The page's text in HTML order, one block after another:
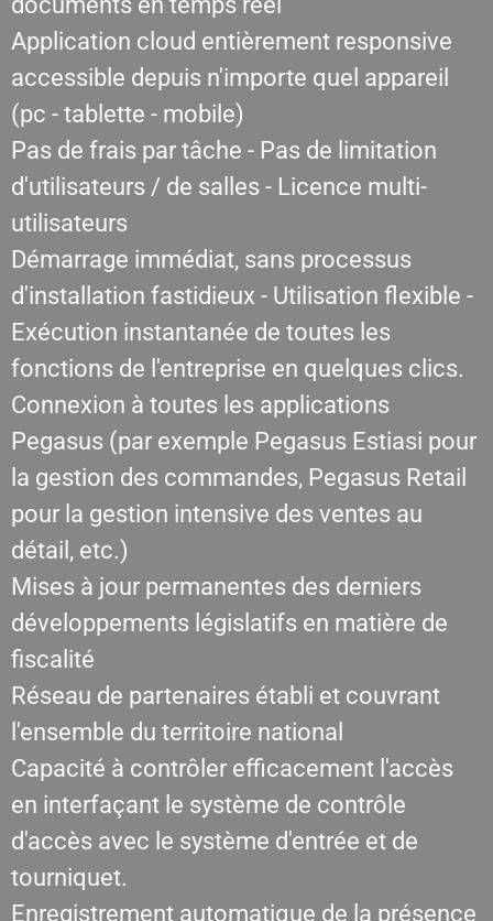
Application cloud entièrement responsive
accessible depuis n'importe quel appareil
(pc - tablette - mobile)
Pas de frais par tâche - Pas de limitation
d'utilisateurs / de salles - Licence multi-
utilisateurs
Démarrage immédiat, sans processus
d'installation fastidieux - Utilisation flexible -
Exécution instantanée de toutes les
fonctions de l'entreprise en quelques clics.
Connexion à toutes les applications
Pegasus (par exemple Pegasus Estiasi pour
la gestion des commandes, Pegasus Retail
pour la gestion intensive des ventes au
détail, etc.)
Mises à jour permanentes des derniers
développements législatifs en matière de
fiscalité
Réseau de partenaires établi et couvrant
l'ensemble du territoire national
Capacité à contrôler efficacement l'accès
en interfaçant le système de contrôle
d'accès avec le système d'entrée et de
tourniquet.
Enregistrement automatique de la présence